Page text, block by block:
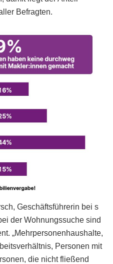
Befragten.
Geschäftsführerin bei s
der Wohnungssuche sind
„Mehrpersonenhaushalte,
Personen mit
die nicht fließend